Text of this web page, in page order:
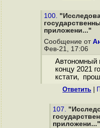
100.
приложени..."
Сообщение от
Фев-21, 17:06
Автономный
концу 2021
кстати,
Ответить
107.
приложени..."